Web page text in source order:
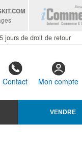
.COM
jours de droit de retour
Contact Mon compte
VENDRE